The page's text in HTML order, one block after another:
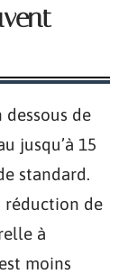
dessous de
jusqu’à 15
standard.
réduction de
à
moins